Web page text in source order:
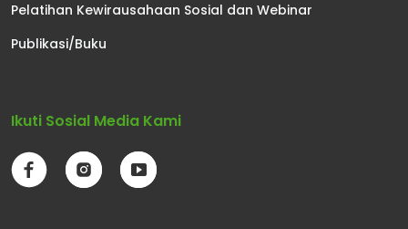
Pelatihan Kewirausahaan Sosial dan Webinar
Publikasi/Buku
Ikuti Sosial Media Kami